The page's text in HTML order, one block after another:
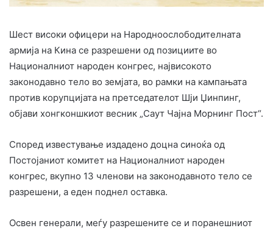
Шест високи офицери на Народноослободителната
армија на Кина се разрешени од позициите во
Националниот народен конгрес, највисокото
законодавно тело во земјата, во рамки на кампањата
против корупцијата на претседателот Шји Џинпинг,
објави хонгконшкиот весник „Саут Чајна Морнинг Пост“.
Според известување издадено доцна синоќа од
Постојаниот комитет на Националниот народен
конгрес, вкупно 13 членови на законодавното тело се
разрешени, а еден поднел оставка.
Освен генерали, меѓу разрешените се и поранешниот